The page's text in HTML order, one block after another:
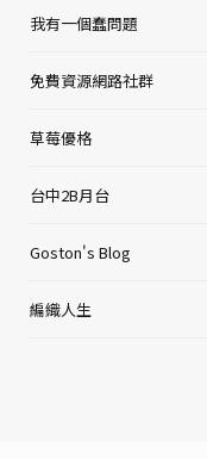
我有一個蠢問題
免費資源網路社群
草莓優格
台中2B月台
Goston's Blog
編織人生